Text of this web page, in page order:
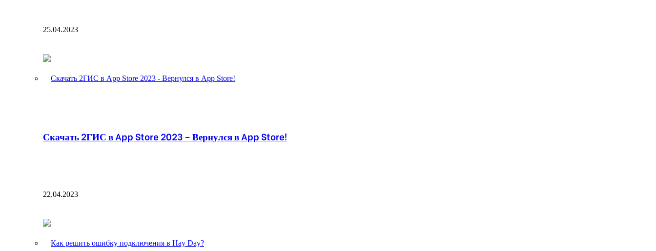
25.04.2023
Скачать 2ГИС в App Store 2023 – Вернулся в App Store!
22.04.2023